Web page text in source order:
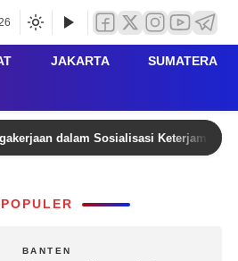
JAKARTA SUMATERA
dalam Sosialisasi
BANTEN